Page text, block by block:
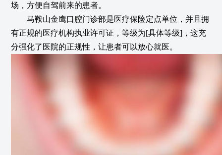
场，方便自驾前来的患者。
马鞍山金鹰口腔门诊部是医疗保险定点单位，并且拥
有正规的医疗机构执业许可证，等级为[具体等级]，这充
分强化了医院的正规性，让患者可以放心就医。